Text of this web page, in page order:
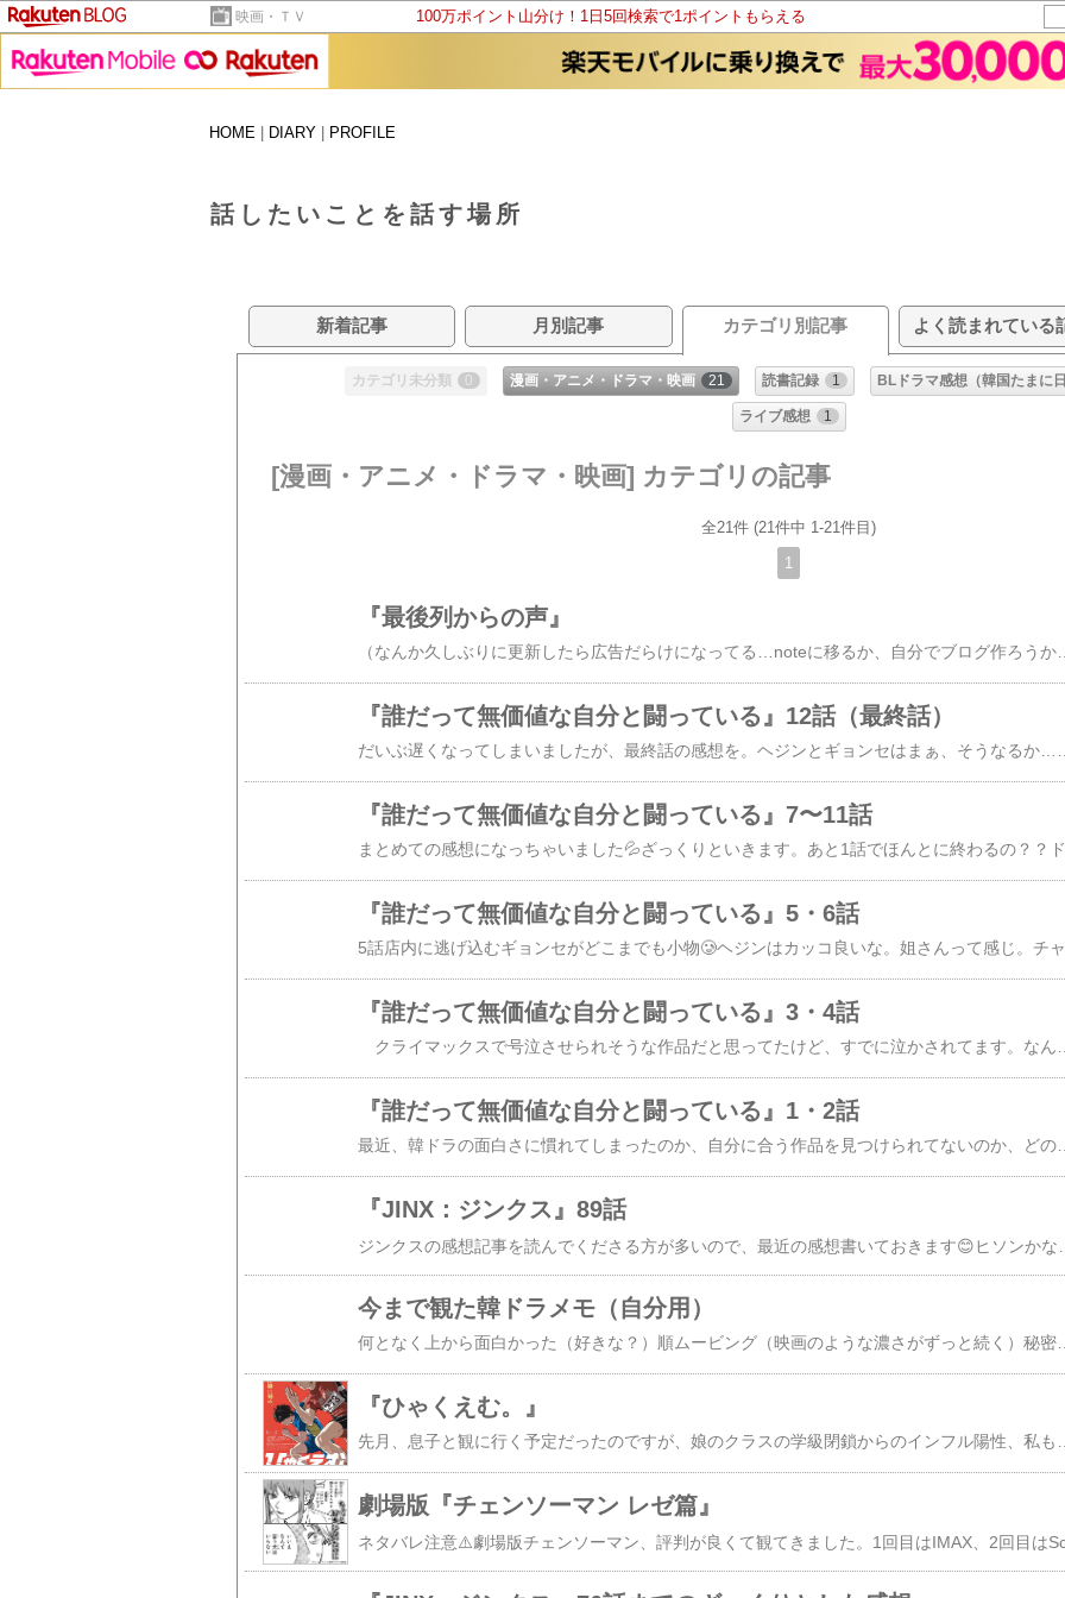
映画・ＴＶ 100万ポイント山分け！1日5回検索で1ポイントもらえる
HOME
DIARY PROFILE
話したいことを話す場所
新着記事 月別記事 カテゴリ別記事 よく読まれている
カテゴリ未分類 0 漫画・アニメ・ドラマ・映画 21 読書記録 1 BLドラマ感想（韓国たまに日
ライブ感想 1
[漫画・アニメ・ドラマ・映画] カテゴリの記事
全21件 (21件中 1-21件目)
1
『最後列からの声』
（なんか久しぶりに更新したら広告だらけになってる…noteに移るか、自分でブログ作ろうかな…）ヒョヌク主演ということで、制作が発表されたときから楽しみにしていた作品。全6話一挙配信なので、寝不足になりそうだなと思ってましたが、案の定、昨日深夜世間がW杯に夢中になっている最中に、私はこの作品にのめり込んでおりました…とても面白かったし、作品の構造がシンプルで美しい見事な作品でした！視聴者もその構造に入り込んでいくという没入感の楽しめる作品。視聴後の満足感がありました。あらすじが発表されたときは、ヒョヌクに儚げな空気を感じて、もう少し耽美な雰囲気の作品を想像してたんですが、ちょっと違いました。それにしても教授役の俳優さん、正にイメージするところの教授って感じですごい。家の感じとかも。チョ・ハンチョルさん出ててうれしい☺️序盤から嫌なハラハラ感。試験問題を盗んできてほしいと頼むイ・ガン。こうなったら、教授は盗むし、悪事は必ず暴露されるんだよなぁ…だけど、思ったより暗い展開じゃなかったというか、コミカルさもあるし、企みが成功して走りながら笑顔で飛び跳ねるシーンは最高。一番の名場面だったと思います。音楽もこだわりを感じます。独特の雰囲気が出てる。こうやってイ・ガンの手の中にどんどん堕ちていく話なんだろうなぁと思いながら観るので、胃が痛いですが、意外に夫婦の間には良い変化が起きたりもして、この時点では教授に不幸になってほしくないなと心配しながら観てました。イ・ガンが不気味だし。2話のラストで、セユンの父がキム・スフンだと知ってからが凄い。完全にイ・ガンの手中から抜け出せなくなって、ひたすらに暴走。イ・ガンからの連絡を中毒のように待ち続ける姿はメンヘラのよう…悲惨なんだけど、滑稽で面白い。どんどんイ・ガンの物語の中に没入していき、創作と現実の区別がつかなくなってしまう。教授の妻が可哀想すぎて、妻が見切りをつけて離婚してくれれば何でもいいやという気持ちになってきました（笑）教授、基本自分のことしか頭にないし、すぐキレて逃げるし、よそ見してるわりに妻が他の人を褒めたり他の人に褒められると嫉妬するし、学生にも疎まれてるし、人間として小さすぎて、こりゃダメだわと思うんだけど、スフンに対する感情は理解できちゃうんだよね。自分が嫉妬する相手がほんとうは嫌なヤツだったらいいのにとか、そんなヤツから好きな人を救うヒーローになりたいとか、ちょっとわかってしまう。観る前までは、教授がイ・ガンに執着する物語だと思ってたけど、教授が執着してるのはスフンだった。スフン役のホ・ジュノ、今ちょうどミッシングも観てるからギャップが激しくてなんかショック（笑）色んなことが起きたように見せてるけど、初めから全部イ・ガンの語ったことに過ぎなくて、実際にあるのはセユンの存在と、目撃した事故とその現場にいたキム・スフンだけだから、きっと実際には何も起きてないんだろうなぁと思いながら観るのですが、そもそも「最後列」にいるイ・ガンも実在するのか？教授だけに見えている存在なんじゃないのか？と不安に…（疑いすぎ）スフンの家で自分が物語の中にいると気付いたシーンはすごかったな。視聴者は何となくわかっているとはいえ、その感覚を一緒に体験してしまう。自分を探しに来た教授を見たときのイ・ガンの悪い笑顔が最高。楽しかっただろうなー事故に乗じて殺された家政婦と、シングルの母を失った幼い少女は存在しなかったんだ…！と安堵。ヒョンスク、ムノから離れると決められて良かった。イ・ガンとのキスシーン、ムノの妄想だとは思うけどあると思ってなかったからドキドキした…思わず俳優の年齢差を調べてしまったよ（30歳差…！）ヒョンスクの言う通り、ムノって、ほんとうに他人の気持ちに鈍感で、自分がなぜ小説を書けないのかも、なぜウンジュに選ばれなかったのかも、何にもわかってなさそう。イ・ガンに種明かしされたとき、妄想の中のスフンに浴びせた言葉が自分に返ってきて、やっと少しわかったのかな。ムノは自分の作品を認められなかったことでスフンに執着してたけど、それはイ・ガンも同じだったんですね。2人は同じ。イ・ガンによってムノは色んなものを失ったけど、自分の書きたいものを知ったから、ああやって小説を書いているんでしょうか。イ・ガンが復讐を終えて戻ってきたのは、あの時間が共通点を持つ2人の作家にとって、刺激的で愉しい時間だったってことなのかなと思いました。そして、イ・ガンが「あなたには特別な物語が書けましたか？」と視聴者に問いかけることによって、私達もこの作品の構造の中に取り込まれ、ヒョヌクの「つづく」という声で作品は終わるという…美しかった。やっぱりヒョヌクの演技は良いなと思いました。ヒョヌクと文学って結びつかなかったけど、この役、なかなか他にできる人いないと思う。怪しくて、悪くて、でも人間らしくて、良かった。
『誰だって無価値な自分と闘っている』12話（最終話）
『誰だって無価値な自分と闘っている』7〜11話
『誰だって無価値な自分と闘っている』5・6話
『誰だって無価値な自分と闘っている』3・4話
『誰だって無価値な自分と闘っている』1・2話
最近、韓ドラの面白さに慣れてしまったのか、自分に合う作品を見つけられてないのか、どの作品も途中で止まってしまっていたんですが（いつかは賢くなる専攻医生活、刑務所のルールブック、瑞草洞、シグナル、サラ・キムという女…）、この『誰だって無価値な自分と闘っている』、2話にしてすでに名作の予感です。今の時点で、心を動かされまくり。音楽も涙腺を刺激します。主役の2人ではなく、オ・ジョンセ演じるギョンセから作品が始まるのがポイントのような気がする。「これ」が主人公なのかぁ、って少し戸惑うんだけど、気づいたらなぜか主人公に共感してる。めちゃくちゃなのに。現実にこんな人がいたら、8人会のメンバー以上に冷たく接してしまうかもしれないのに。ファン・ドンマンっていう名前も良い。あんな迷惑行為はしないけど、夢があるのにいつまでも叶えられなくて、諦めることもできなくて、自分を棚に上げて人の悪口を言って、でも本人はいたって純粋に映画が好きでっていう姿が他人事でなく、胸が痛かった…ちゃんと寄り添ってくれる人がいるのも良い。8人会のメンバーにも常に後ろめたさが漂っていて、ちゃんとドンマンを友人だと思ってるんだなーと。主演は『ウ・ヨンウ』におならプー役で出てたク・ギョファン！不思議な愛嬌があって印象に残る俳優さんですよね。ウナといると急に可愛くなるのも笑えます。コ・ユンジョンもムービング観てから大好きです。心に残る台詞がすでにたくさん登場してる。「話す相手がいない時は自分の名前を叫びます 声が届いたら俺のもの」「声が届けば 自分と無関係ではなくなるような そんな感じかな」「黙れませんよ 恐怖に震えてるのに」 "黙ってたら存在すら消え失せそうなのに 黙れるわけない"「無能って何です？ "人間味のない人間"が一番無能では？」「ご期待あれ 俺はもっとすごくなる とてつもなくもっと無価値になる」「それから俺は 無価値さの果てで 輝く真実をすくい上げる」←大好きギョンセの妻のセリフが痛烈。ギョンセは何をそんなに恐れてるんだっていうくらい、ドンマンを毛嫌いしてるけど、やっぱり自分の作品にも自分自身にもどこか自信がないんでしょうね。「もっと懐の深い人になってよ」って、私が夫に思ってることと同じで、こういう台詞が登場する韓ドラがやっぱり好きだと思った。「ポン・ジュノ監督ならドンマンに絡まれても笑い飛ばすわ」爆笑しているポン・ジュノ監督が目に浮かぶよう😂ウナの先輩とか、すごいリアリティある感じで嫌なやつですよねぇ。韓ドラって、悪いヤツは悪！ってわかりやすいものも結構多いけど、このドラマは違いそう。8人会のメンバーがドンマンに圧倒されてるのも感じるし。ドンマンが成功してハッピーエンドみたいな話じゃないだろうけど、ドンマンが作ったものがギョンセを感動させたらアツいな。
『JINX：ジンクス』89話
今まで観た韓ドラメモ（自分用）
何となく上から面白かった（好きな？）順ムービング（映画のような濃さがずっと続く）秘密の森（1も2も好き）​ウ・ヨンウ弁護士は天才肌​怪物（ブロマンス）椿の花咲く頃​弱いヒーロー CLASS1​・​CLASS2​（面白さとしてはこの位置にいるけど異次元に好きな作品）イカゲーム1・2最後列からの声ミセン（まだ途中）良いが悪い、ドンジェ​悪の心を読む者たち​ラケット少年団（まだ途中）トリガー（キム・ナムギルが好きなんです）財閥家の末息子（最終回が凄い）愛の不時着賢い医師生活（素敵な作品だけど、登場人物達がキレイすぎないか？と思ってしまう…）ヴィンチェンツォ（好きかと言われるとそうでもない気がするけど、観てる間はすごく集中して楽しめたドラマ）サイコだけど大丈夫涙の女王海街チャチャチャ（サイドストーリーが良かった）運の悪い日悪の花誰もいない森の中で木は音もなく倒れる（人にすすめようとは思わないけど、雰囲気が好きだったドラマ。印象に残るシーンも多い）私の夫と結婚して梨泰院クラスペイバック​あいつは黒炎竜​照明店の客人たち模範タクシー（2はまだ完走してない。復讐ものそんなに好きじゃないけど、様式美があるのでなんか観てしまう。2は1に比べて、コンフィデンスマンJP感がある）私と結婚してくれますか？（新しさがなかった…ウシクは可愛い）​白雪姫には死を BLACK OUT​トッケビThe 8 Show 〜極限のマネーショー〜（初めて倍速で観たドラマ。だけど妙に印象に残ってる）
『ひゃくえむ。』
劇場版『チェンソーマン レゼ篇』